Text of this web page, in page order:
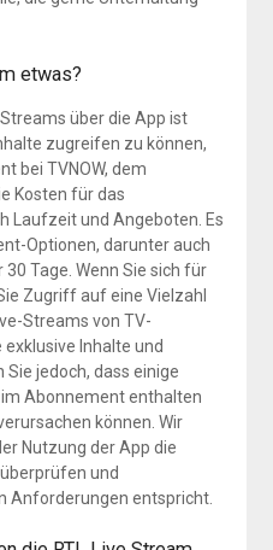
etwas?
über die App ist
zugreifen zu können,
bei TVNOW, dem
Kosten für das
Laufzeit und Angeboten. Es
Optionen, darunter auch
Tage. Wenn Sie sich für
Zugriff auf eine Vielzahl
Streams von TV-
Inhalte und
jedoch, dass einige
Abonnement enthalten
können. Wir
Nutzung der App die
und
Anforderungen entspricht.